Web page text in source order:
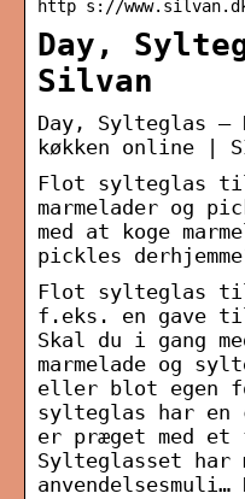
http s://
Day,
Silvan
Day, Sylteglas
køkken online |
Flot sylteglas til
marmelader og
med at koge
pickles
Flot sylteglas til
f.eks. en gave
Skal du i gang
marmelade og
eller blot egen
sylteglas har en
er præget med
Sylteglasset har